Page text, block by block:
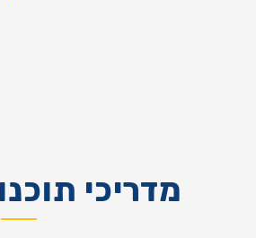
מדריכי